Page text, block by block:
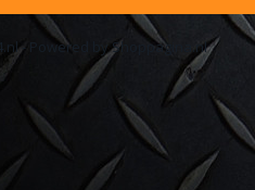
- Powered by Shoppagina.nl